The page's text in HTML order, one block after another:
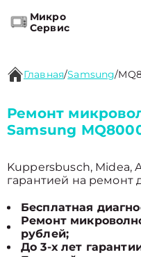
Микро
Сервис
Главная/Samsung/
Ремонт
Samsung
Kuppersbusch, Midea,
гарантией на ремонт
Бесплатная
Ремонт
рублей;
До 3-х лет